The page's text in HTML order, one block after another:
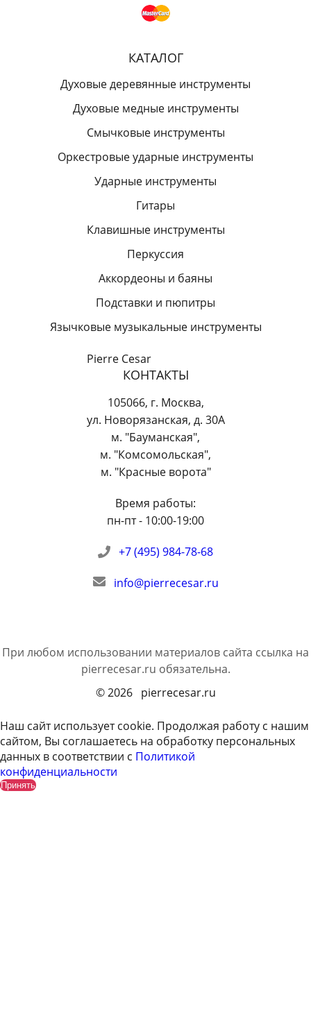
КАТАЛОГ
Духовые деревянные инструменты
Духовые медные инструменты
Смычковые инструменты
Оркестровые ударные инструменты
Ударные инструменты
Гитары
Клавишные инструменты
Перкуссия
Аккордеоны и баяны
Подставки и пюпитры
Язычковые музыкальные инструменты
Pierre Cesar
КОНТАКТЫ
105066, г. Москва,
ул. Новорязанская, д. 30А
м. "Бауманская",
м. "Комсомольская",
м. "Красные ворота"
Время работы:
пн-пт - 10:00-19:00
+7 (495) 984-78-68
info@pierrecesar.ru
При любом использовании материалов сайта ссылка на
pierrecesar.ru обязательна.
© 2026 pierrecesar.ru
Наш сайт использует cookie. Продолжая работу с нашим
сайтом, Вы соглашаетесь на обработку персональных
данных в соответствии с Политикой
конфиденциальности
Принять